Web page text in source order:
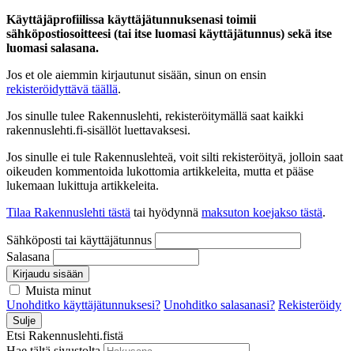
Käyttäjäprofiilissa käyttäjätunnuksenasi toimii
sähköpostiosoitteesi (tai itse luomasi käyttäjätunnus) sekä itse
luomasi salasana.
Jos et ole aiemmin kirjautunut sisään, sinun on ensin
rekisteröidyttävä täällä.
Jos sinulle tulee Rakennuslehti, rekisteröitymällä saat kaikki
rakennuslehti.fi-sisällöt luettavaksesi.
Jos sinulle ei tule Rakennuslehteä, voit silti rekisteröityä, jolloin saat
oikeuden kommentoida lukottomia artikkeleita, mutta et pääse
lukemaan lukittuja artikkeleita.
Tilaa Rakennuslehti tästä tai hyödynnä maksuton koejakso tästä.
Sähköposti tai käyttäjätunnus
Salasana
Kirjaudu sisään
Muista minut
Unohditko käyttäjätunnuksesi? Unohditko salasanasi? Rekisteröidy
Sulje
Etsi Rakennuslehti.fistä